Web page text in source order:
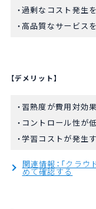
過剰なコスト発生
高品質なサービス
【デメリット】
習熟度が費用対効
コントロール性が
学習コストが発生
関連情報：「クラ
めて確認する